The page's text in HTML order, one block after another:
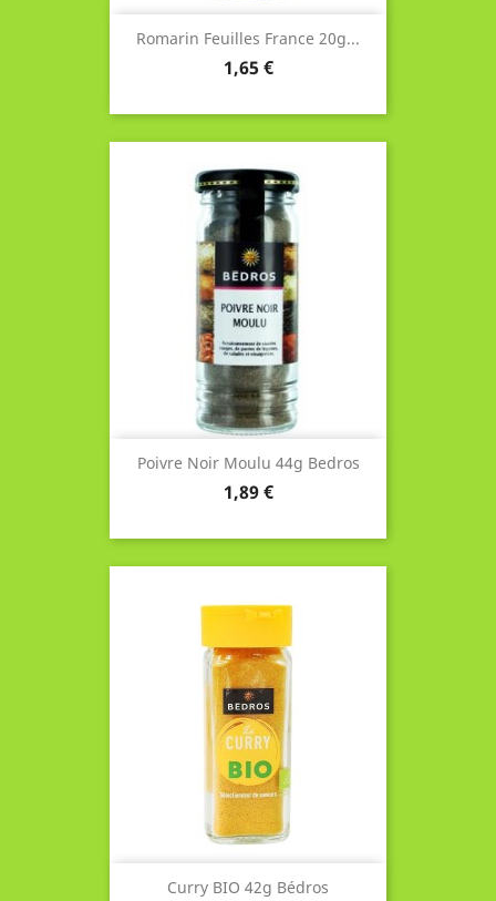
Romarin Feuilles France 20g...
Prix
1,65 €
Poivre Noir Moulu 44g Bedros
Prix
1,89 €
Curry BIO 42g Bédros